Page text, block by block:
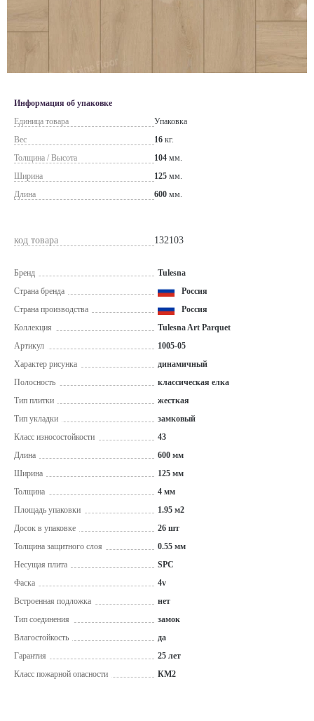
Информация об упаковке
Единица товара
Упаковка
Вес
16 кг.
Толщина / Высота
104 мм.
Ширина
125 мм.
Длина
600 мм.
код товара 132103
Бренд
Tulesna
Страна бренда
Россия
Страна производства
Россия
Коллекция
Tulesna Art Parquet
Артикул
1005-05
Характер рисунка
динамичный
Полосность
классическая елка
Тип плитки
жесткая
Тип укладки
замковый
Класс износостойкости
43
Длина
600 мм
Ширина
125 мм
Толщина
4 мм
Площадь упаковки
1.95 м2
Досок в упаковке
26 шт
Толщина защитного слоя
0.55 мм
Несущая плита
SPC
Фаска
4v
Встроенная подложка
нет
Тип соединения
замок
Влагостойкость
да
Гарантия
25 лет
Класс пожарной опасности
КМ2